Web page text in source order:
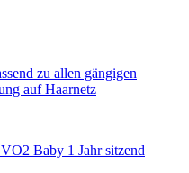
zu allen gängigen
auf Haarnetz